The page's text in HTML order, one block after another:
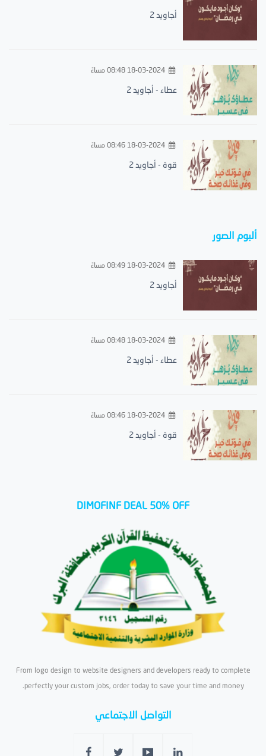
أجاويد 2
18-03-2024 08:48 مساءً
عطاء - أجاويد 2
18-03-2024 08:46 مساءً
قوة - أجاويد 2
ألبوم الصور
18-03-2024 08:49 مساءً
أجاويد 2
18-03-2024 08:48 مساءً
عطاء - أجاويد 2
18-03-2024 08:46 مساءً
قوة - أجاويد 2
DIMOFINF DEAL 50% OFF
From logo design to website designers and developers ready to complete
perfectly your custom jobs, order today to save your time and money.
التواصل الاجتماعي